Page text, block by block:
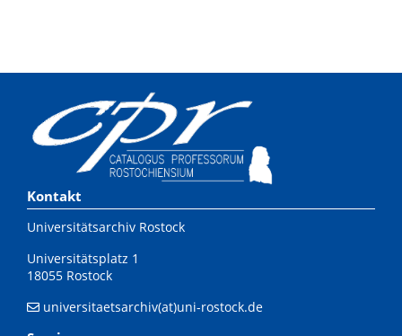
Kontakt
Universitätsarchiv Rostock
Universitätsplatz 1
18055 Rostock
universitaetsarchiv(at)uni-rostock.de